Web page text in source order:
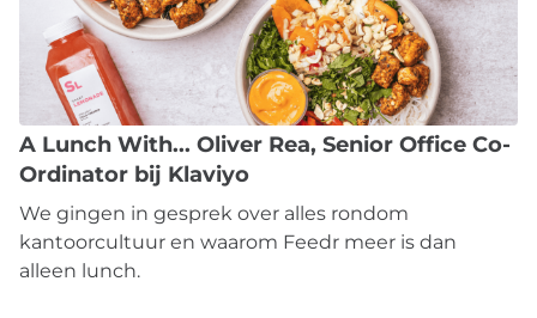
A Lunch With... Oliver Rea, Senior Office Co-
Ordinator bij Klaviyo
We gingen in gesprek over alles rondom
kantoorcultuur en waarom Feedr meer is dan
alleen lunch.